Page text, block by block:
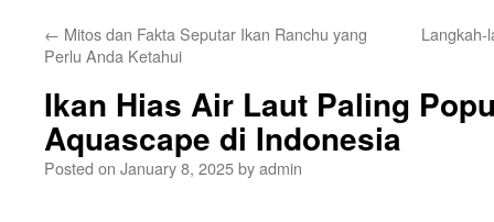
← Mitos dan Fakta Seputar Ikan Ranchu yang
Perlu Anda Ketahui
Langkah-
Ikan Hias Air Laut Paling
Aquascape di Indonesia
Posted on January 8, 2025byadmin